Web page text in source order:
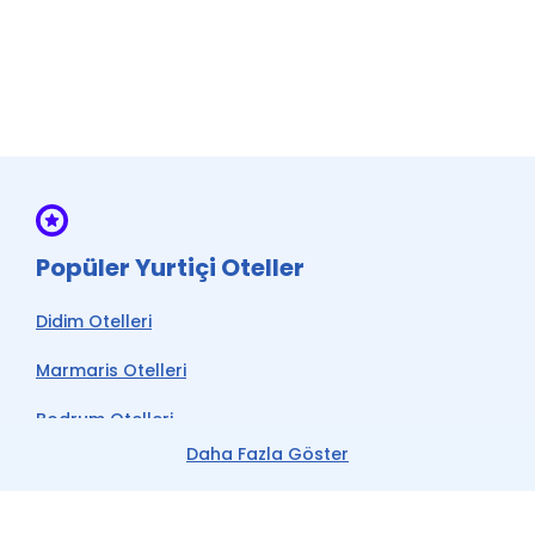
Ön Büro
* ile işaretli özellikler ücretlidir.
Daha Fazla Göster
Popüler Yurtiçi Oteller
Didim Otelleri
Marmaris Otelleri
Bodrum Otelleri